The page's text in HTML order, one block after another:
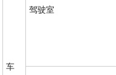
车
驾驶室